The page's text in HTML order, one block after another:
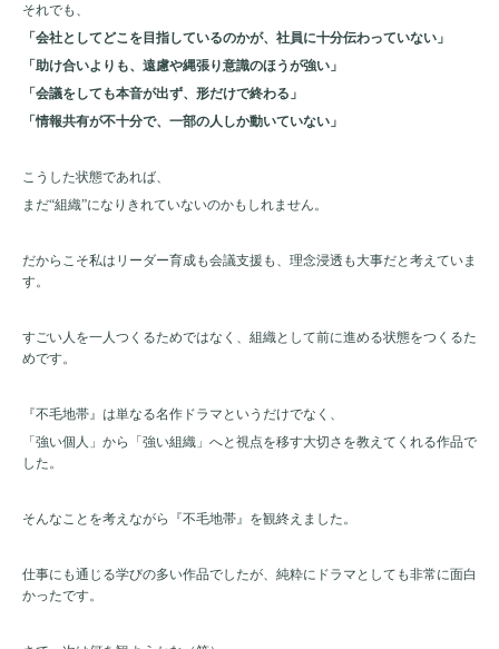
それでも、
「会社としてどこを目指しているのかが、社員に十分伝わっていない」
「助け合いよりも、遠慮や縄張り意識のほうが強い」
「会議をしても本音が出ず、形だけで終わる」
「情報共有が不十分で、一部の人しか動いていない」
こうした状態であれば、
まだ“組織”になりきれていないのかもしれません。
だからこそ私はリーダー育成も会議支援も、理念浸透も大事だと考えていま
す。
すごい人を一人つくるためではなく、組織として前に進める状態をつくるた
めです。
『不毛地帯』は単なる名作ドラマというだけでなく、
「強い個人」から「強い組織」へと視点を移す大切さを教えてくれる作品で
した。
そんなことを考えながら『不毛地帯』を観終えました。
仕事にも通じる学びの多い作品でしたが、純粋にドラマとしても非常に面白
かったです。